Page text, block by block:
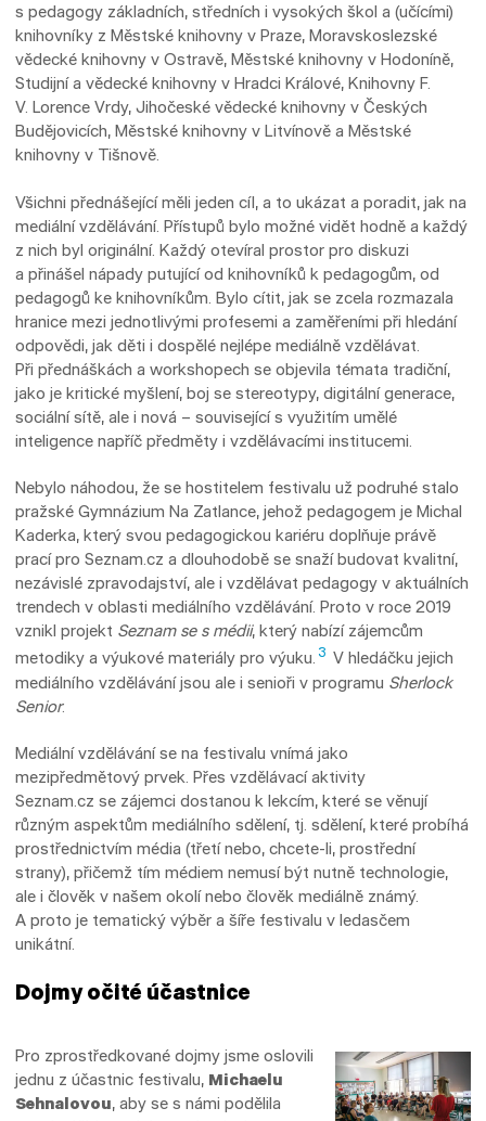
s pedagogy základních, středních i vysokých škol a (učícími)
knihovníky z Městské knihovny v Praze, Moravskoslezské
vědecké knihovny v Ostravě, Městské knihovny v Hodoníně,
Studijní a vědecké knihovny v Hradci Králové, Knihovny F.
V. Lorence Vrdy, Jihočeské vědecké knihovny v Českých
Budějovicích, Městské knihovny v Litvínově a Městské
knihovny v Tišnově.
Všichni přednášející měli jeden cíl, a to ukázat a poradit, jak na
mediální vzdělávání. Přístupů bylo možné vidět hodně a každý
z nich byl originální. Každý otevíral prostor pro diskuzi
a přinášel nápady putující od knihovníků k pedagogům, od
pedagogů ke knihovníkům. Bylo cítit, jak se zcela rozmazala
hranice mezi jednotlivými profesemi a zaměřeními při hledání
odpovědi, jak děti i dospělé nejlépe mediálně vzdělávat.
Při přednáškách a workshopech se objevila témata tradiční,
jako je kritické myšlení, boj se stereotypy, digitální generace,
sociální sítě, ale i nová – související s využitím umělé
inteligence napříč předměty i vzdělávacími institucemi.
Nebylo náhodou, že se hostitelem festivalu už podruhé stalo
pražské Gymnázium Na Zatlance, jehož pedagogem je Michal
Kaderka, který svou pedagogickou kariéru doplňuje právě
prací pro Seznam.cz a dlouhodobě se snaží budovat kvalitní,
nezávislé zpravodajství, ale i vzdělávat pedagogy v aktuálních
trendech v oblasti mediálního vzdělávání. Proto v roce 2019
vznikl projekt Seznam se s médii, který nabízí zájemcům
metodiky a výukové materiály pro výuku. 3 V hledáčku jejich
mediálního vzdělávání jsou ale i senioři v programu Sherlock
Senior.
Mediální vzdělávání se na festivalu vnímá jako
mezipředmětový prvek. Přes vzdělávací aktivity
Seznam.cz se zájemci dostanou k lekcím, které se věnují
různým aspektům mediálního sdělení, tj. sdělení, které probíhá
prostřednictvím média (třetí nebo, chcete-li, prostřední
strany), přičemž tím médiem nemusí být nutně technologie,
ale i člověk v našem okolí nebo člověk mediálně známý.
A proto je tematický výběr a šíře festivalu v ledasčem
unikátní.
Dojmy očité účastnice
Pro zprostředkované dojmy jsme oslovili
jednu z účastnic festivalu, Michaelu
Sehnalovou, aby se s námi podělila